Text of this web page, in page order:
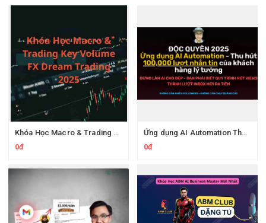
Khóa Học Macro & Trading Key Volume FX Dream Trading 2025
0đ
Ứng dụng AI Automation Thu hút 100,000 Lượt Nhắn Tin Của Khách Hàng Lý Tưởng
0đ